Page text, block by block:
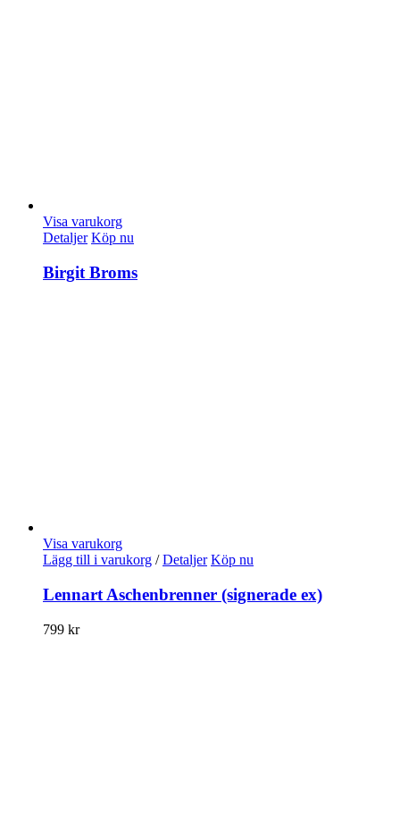
Visa varukorg
Detaljer Köp nu
Birgit Broms
Visa varukorg
Lägg till i varukorg / Detaljer Köp nu
Lennart Aschenbrenner (signerade ex)
799 kr